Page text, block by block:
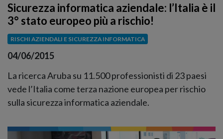
Sicurezza informatica aziendale: l’Italia è il
3° stato europeo più a rischio!
RISCHI AZIENDALI E SICUREZZA INFORMATICA
04/06/2015
La ricerca Aruba su 11.500 professionisti di 23 paesi
vede l’Italia come terza nazione europea per rischio
sulla sicurezza informatica aziendale.